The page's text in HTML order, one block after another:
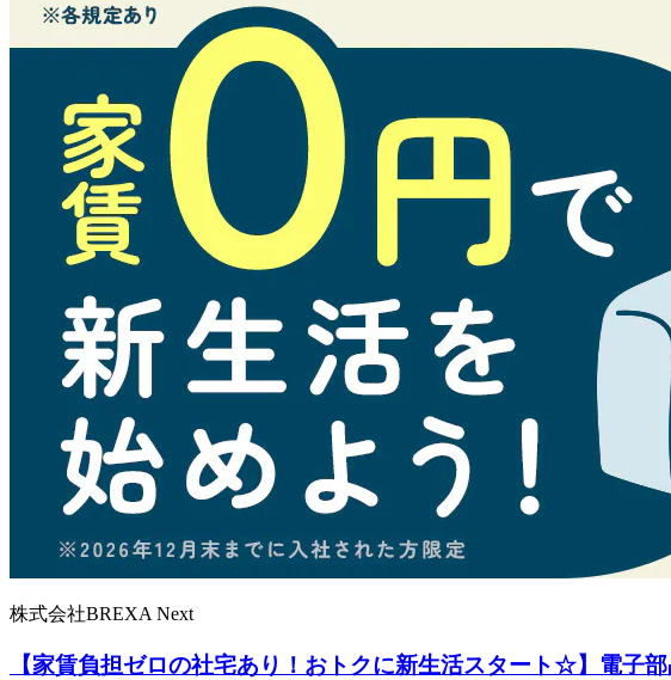
株式会社BREXA Next
【家賃負担ゼロの社宅あり！おトクに新生活スタート☆】電子